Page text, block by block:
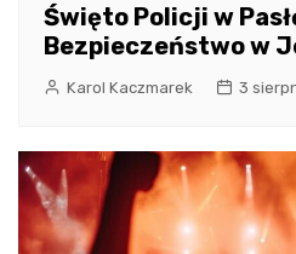
Święto Policji w
Bezpieczeństwo w
Karol Kaczmarek 3